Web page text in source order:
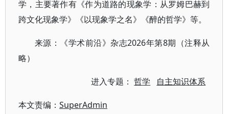
学，主要著作有《作为道路的现象学：从罗姆巴赫到
跨文化现象学》《以现象学之名》《醉的哲学》等。
来源：《学术前沿》杂志2026年第8期（注释从
略）
进入专题：哲学 自主知识体系
本文责编： SuperAdmin